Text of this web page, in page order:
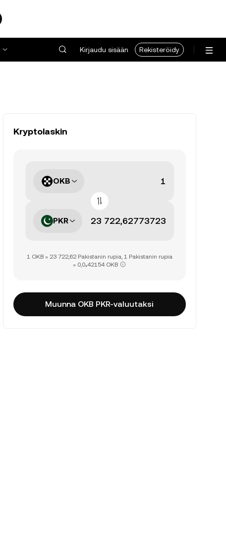
Kirjaudu sisään Rekisteröidy
Kryptolaskin
OKB
PKR
1 OKB = 23 722,62 Pakistanin rupia, 1 Pakistanin rupia
= 0,0₄42154 OKB
Muunna OKB PKR-valuutaksi